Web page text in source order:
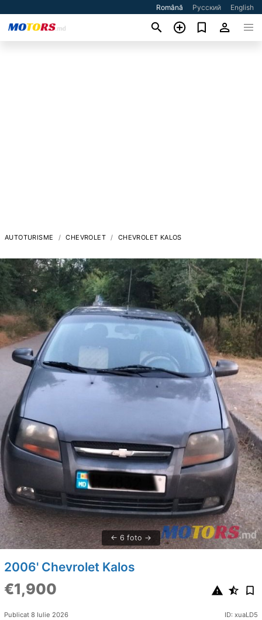
Română Русский English
AUTOTURISME CHEVROLET CHEVROLET KALOS
6 foto
2006' Chevrolet Kalos
€1,900
Publicat 8 Iulie 2026 ID: xuaLD5